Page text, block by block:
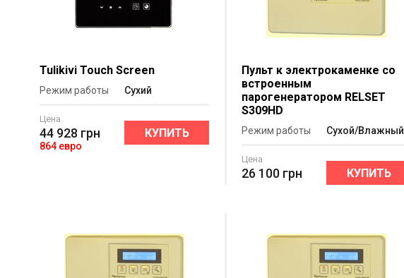
Tulikivi Touch Screen
Режим работы Сухий
Цена
44 928 грн
864 евро
КУПИТЬ
Пульт к электрокаменке со
встроенным
парогенератором RELSET
S309HD
Режим работы Сухой/Влажный
Цена
26 100 грн КУПИТЬ